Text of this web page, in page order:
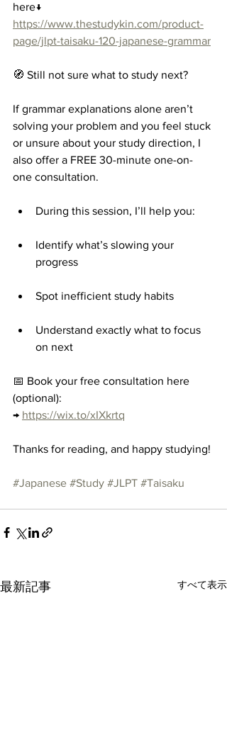
here↓
https://www.thestudykin.com/product-
page/jlpt-taisaku-120-japanese-grammar
🧭 Still not sure what to study next?
If grammar explanations alone aren’t
solving your problem and you feel stuck
or unsure about your study direction, I
also offer a FREE 30-minute one-on-
one consultation.
During this session, I’ll help you:
Identify what’s slowing your
progress
Spot inefficient study habits
Understand exactly what to focus
on next
📅 Book your free consultation here
(optional):
→ https://wix.to/xIXkrtq
Thanks for reading, and happy studying!
#Japanese #Study #JLPT #Taisaku
最新記事 すべて表示